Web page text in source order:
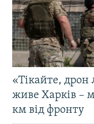
«Тікайте,
живе Харків –
км від фронту